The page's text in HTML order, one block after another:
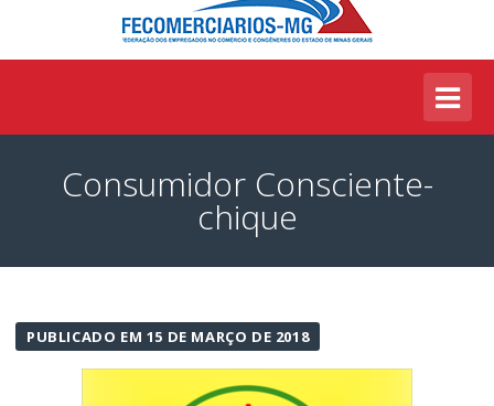
Consumidor Consciente-
chique
PUBLICADO EM 15 DE MARÇO DE 2018